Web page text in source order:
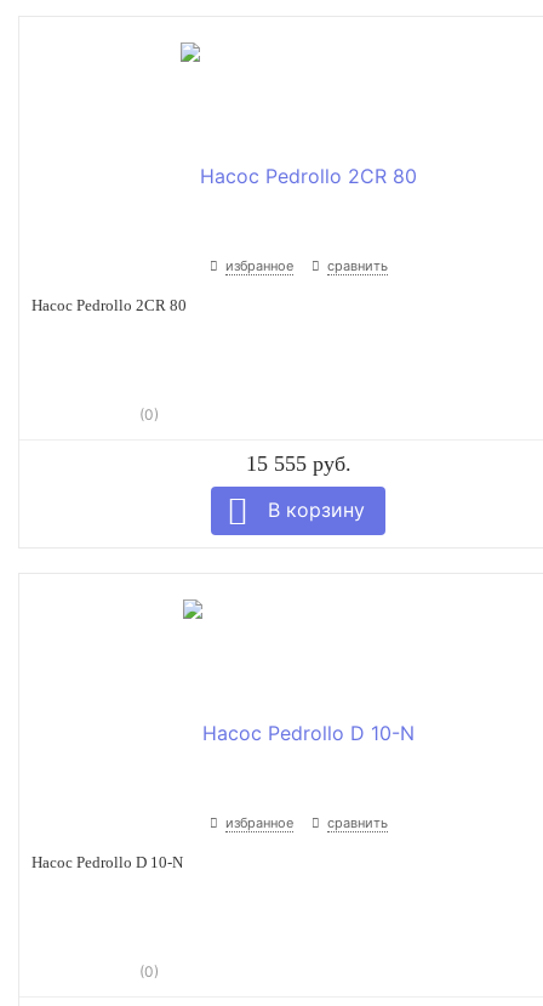
избранное сравнить
Насос Pedrollo 2CR 80
(0)
15 555 руб.
избранное сравнить
Насос Pedrollo D 10-N
(0)